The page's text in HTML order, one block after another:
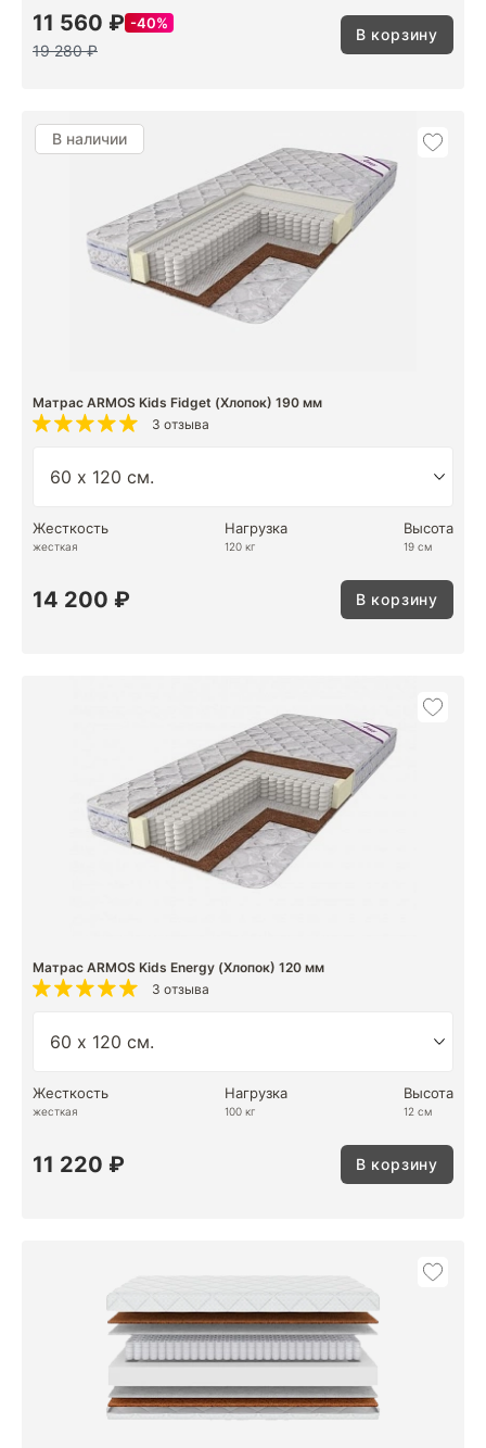
11 560 ₽ 40%
19 280 ₽
В корзину
В наличии
Матрас ARMOS Kids Fidget (Хлопок) 190 мм
3 отзыва
Жесткость
жесткая
Нагрузка
120 кг
Высота
19 см
14 200 ₽ В корзину
Матрас ARMOS Kids Energy (Хлопок) 120 мм
3 отзыва
Жесткость
жесткая
Нагрузка
100 кг
Высота
12 см
11 220 ₽ В корзину